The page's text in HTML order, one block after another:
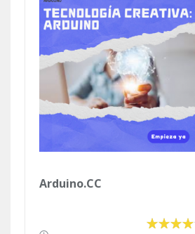
Arduino.CC